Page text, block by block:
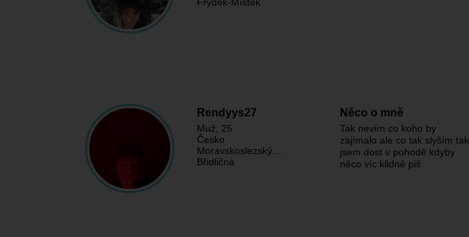
Rendyys27
Muž , 25
Česko
Moravskoslezský…
Břidličná
Něco o mně
Tak nevím co koho by
zajímalo ale co tak slyším tak
jsem dost v pohodě kdyby
něco víc klidně piš